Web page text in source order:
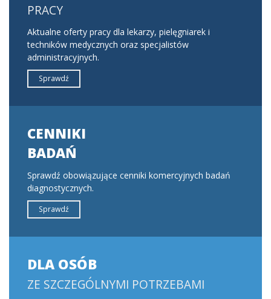
PRACY
Aktualne oferty pracy dla lekarzy, pielęgniarek i
techników medycznych oraz specjalistów
administracyjnych.
Sprawdź
CENNIKI
BADAŃ
Sprawdź obowiązujące cenniki komercyjnych badań
diagnostycznych.
Sprawdź
DLA OSÓB
ZE SZCZEGÓLNYMI POTRZEBAMI